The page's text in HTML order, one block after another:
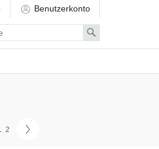
Benutzerkonto
Search
2